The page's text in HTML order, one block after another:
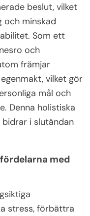
beslut, vilket
och minskad
Som ett
och
främjar
vilket gör
mål och
Denna holistiska
i slutändan
med
stress, förbättra